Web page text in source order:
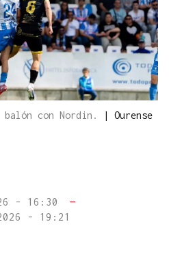
con Nordin. | Ourense
- 16:30
—
- 19:21